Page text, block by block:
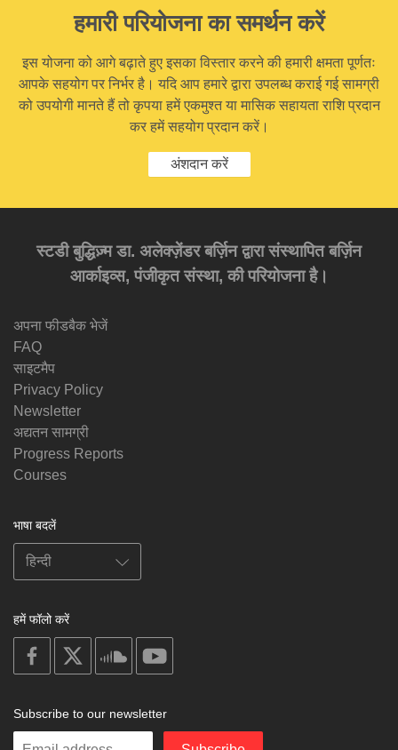
हमारी परियोजना का समर्थन करें
इस योजना को आगे बढ़ाते हुए इसका विस्तार करने की हमारी क्षमता पूर्णतः
आपके सहयोग पर निर्भर है। यदि आप हमारे द्वारा उपलब्ध कराई गई सामग्री
को उपयोगी मानते हैं तो कृपया हमें एकमुश्त या मासिक सहायता राशि प्रदान
कर हमें सहयोग प्रदान करें।
अंशदान करें
स्टडी बुद्धिज़्म डा. अलेक्ज़ेंडर बर्ज़िन द्वारा संस्थापित बर्ज़िन
आर्काइव्स, पंजीकृत संस्था, की परियोजना है।
अपना फीडबैक भेजें
FAQ
साइटमैप
Privacy Policy
Newsletter
अद्यतन सामग्री
Progress Reports
Courses
भाषा बदलें
हमें फॉलो करें
on
facebook
soundcloud
Subscribe to our newsletter
Enter